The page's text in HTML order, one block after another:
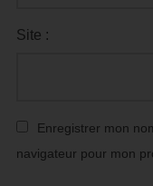
Site :
Enregistrer mon
navigateur pour mon